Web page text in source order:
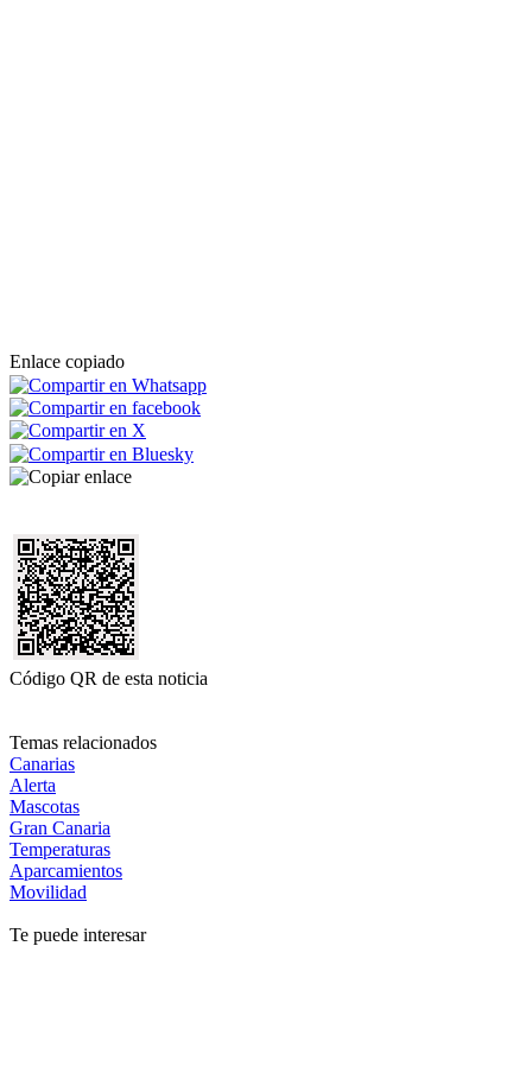
Enlace copiado
Código QR de esta noticia
Temas relacionados
Canarias
Alerta
Mascotas
Gran Canaria
Temperaturas
Aparcamientos
Movilidad
Te puede interesar